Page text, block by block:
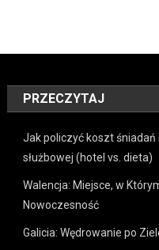
PRZECZYTAJ
Jak policzyć koszt śniadań
służbowej (hotel vs. dieta)
Walencja: Miejsce, w
Nowoczesność
Galicia: Wędrowanie po